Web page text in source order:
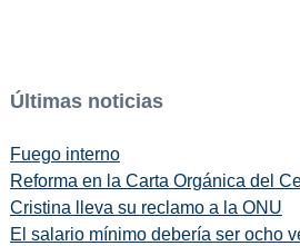
Últimas noticias
Fuego interno
Reforma en la Carta Orgánica del
Cristina lleva su reclamo a la ONU
El salario mínimo debería ser ocho